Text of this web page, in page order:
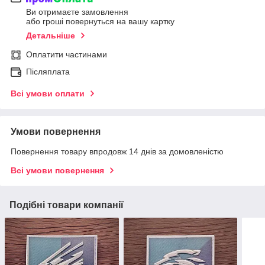
Ви отримаєте замовлення
або гроші повернуться на вашу картку
Детальніше
Оплатити частинами
Післяплата
Всі умови оплати
Умови повернення
Повернення товару впродовж 14 днів за домовленістю
Всі умови повернення
Подібні товари компанії